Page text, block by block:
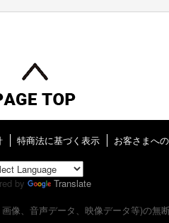
特商法に基づく表示 お客さまへ
by
Translate
像、音声データ、映像データ等)の無